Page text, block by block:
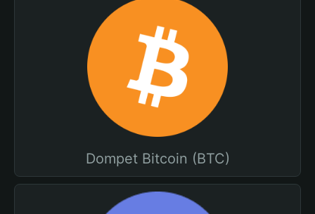
Dompet Bitcoin (BTC)